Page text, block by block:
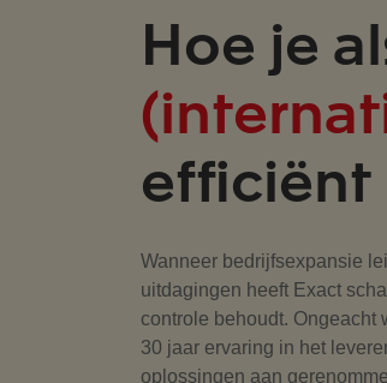
Hoe je
Wanneer bedrijfsexpansie
uitdagingen heeft Exact
controle behoudt. Ongeacht
30 jaar ervaring in het
oplossingen aan